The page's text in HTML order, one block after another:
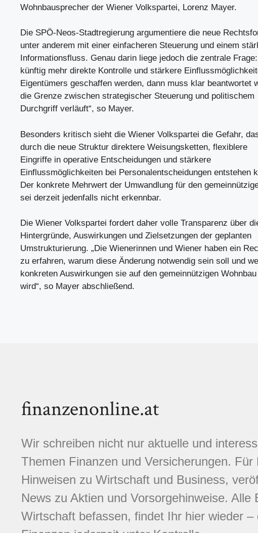
Wohnbausprecher der Wiener Volkspartei, Lorenz Mayer.
Die SPÖ-Neos-Stadtregierung argumentiere die neue
unter anderem mit einer einfacheren Steuerung und einem
Informationsfluss. Genau darin liege jedoch die zentrale Frage:
künftig mehr direkte Kontrolle und stärkere
Eigentümers geschaffen werden, dann muss klar beantwortet
die Grenze zwischen strategischer Steuerung und politischem
Durchgriff verläuft“, so Mayer.
Besonders kritisch sieht die Wiener Volkspartei die Gefahr,
durch die neue Struktur direktere Weisungsketten, flexiblere
Eingriffe in operative Entscheidungen und stärkere
Einflussmöglichkeiten bei Personalentscheidungen entstehen
Der konkrete Mehrwert der Umwandlung für den
sei derzeit jedenfalls nicht erkennbar.
Die Wiener Volkspartei fordert daher volle Transparenz über
Hintergründe, Auswirkungen und Zielsetzungen der geplanten
Umstrukturierung. „Die Wienerinnen und Wiener haben ein
zu erfahren, warum diese Änderung notwendig sein soll und
konkreten Auswirkungen sie auf den gemeinnützigen
wird“, so Mayer abschließend.
finanzenonline.at
Wir schreiben nicht nur aktuelle und
Themen Finanzen und Versicherungen.
Hinweisen zu Wirtschaft und Business,
News zu Aktien und Vorsorgehinweise. Alle
Wirtschaft befassen, findet Ihr hier wieder